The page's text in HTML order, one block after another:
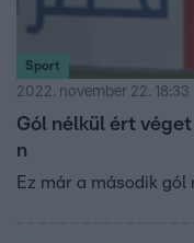
Sport
2022. november 22. 18:33
Gól nélkül ért
n
Ez már a második